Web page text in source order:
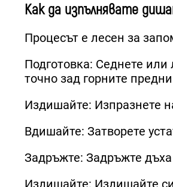
Как да изпълнявате
Процесът е лесен за
Подготовка: Седнете или
точно зад горните
Издишайте: Изпразнете
Вдишайте: Затворете
Задръжте: Задръжте
Издишайте: Издишайте